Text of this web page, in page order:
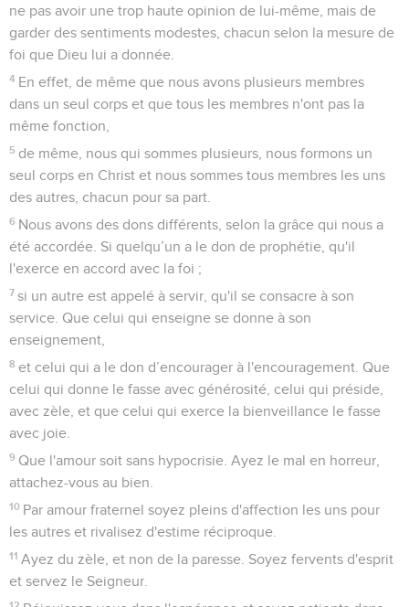
ne pas avoir une trop haute opinion de lui-même, mais de
garder des sentiments modestes, chacun selon la mesure de
foi que Dieu lui a donnée.
4 En effet, de même que nous avons plusieurs membres
dans un seul corps et que tous les membres n'ont pas la
même fonction,
5 de même, nous qui sommes plusieurs, nous formons un
seul corps en Christ et nous sommes tous membres les uns
des autres, chacun pour sa part.
6 Nous avons des dons différents, selon la grâce qui nous a
été accordée. Si quelqu’un a le don de prophétie, qu'il
l'exerce en accord avec la foi ;
7 si un autre est appelé à servir, qu'il se consacre à son
service. Que celui qui enseigne se donne à son
enseignement,
8 et celui qui a le don d’encourager à l'encouragement. Que
celui qui donne le fasse avec générosité, celui qui préside,
avec zèle, et que celui qui exerce la bienveillance le fasse
avec joie.
9 Que l'amour soit sans hypocrisie. Ayez le mal en horreur,
attachez-vous au bien.
10 Par amour fraternel soyez pleins d'affection les uns pour
les autres et rivalisez d'estime réciproque.
11 Ayez du zèle, et non de la paresse. Soyez fervents d'esprit
et servez le Seigneur.
12